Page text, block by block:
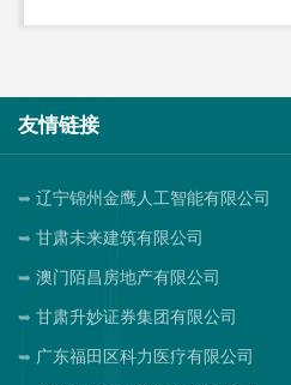
友情链接
辽宁锦州金鹰人工智能有限公司
甘肃未来建筑有限公司
澳门陌昌房地产有限公司
甘肃升妙证券集团有限公司
广东福田区科力医疗有限公司